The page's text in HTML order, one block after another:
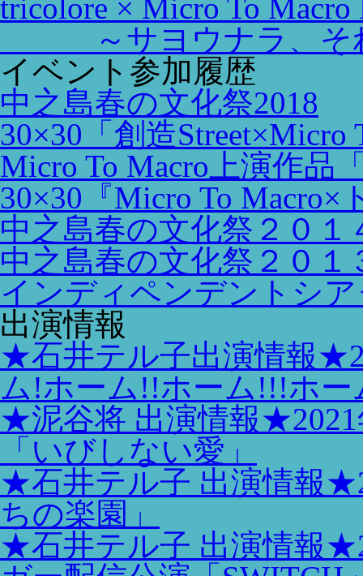
tricolore × Micro To
～サヨウナラ、そ
イベント参加履歴
中之島春の文化祭2018
30×30「創造Street×Micro
Micro To Macro上演作品
30×30『Micro To
中之島春の文化祭２０１
中之島春の文化祭２０１
インディペンデントシ
出演情報
★石井テル子出演情報
ム!ホーム!!ホーム!!!ホ
★泥谷将 出演情報★2021
「いびしない愛」
★石井テル子 出演情報
ちの楽園」
★石井テル子 出演情報